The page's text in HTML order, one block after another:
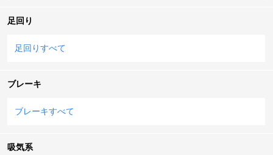
足回り
足回りすべて
ブレーキ
ブレーキすべて
吸気系